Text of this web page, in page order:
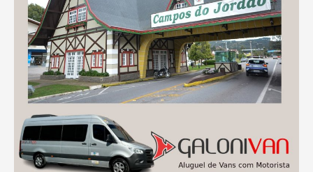
Começa
com
Conforto
Economia